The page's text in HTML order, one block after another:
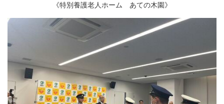
《特別養護老人ホーム あての木園》